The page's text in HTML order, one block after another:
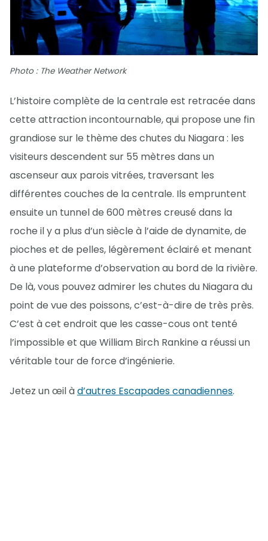
Photo : The Weather Network
L’histoire complète de la centrale est retracée dans
cette attraction incontournable, qui propose une fin
grandiose sur le thème des chutes du Niagara : les
visiteurs descendent sur 55 mètres dans un
ascenseur aux parois vitrées, traversant les
différentes couches de la centrale. Ils empruntent
ensuite un tunnel de 600 mètres creusé dans la
roche il y a plus d’un siècle à l’aide de dynamite, de
pioches et de pelles, légèrement éclairé et menant
à une plateforme d’observation au bord de la rivière.
De là, vous pouvez admirer les chutes du Niagara du
point de vue des poissons, c’est-à-dire de très près.
C’est à cet endroit que les casse-cous ont tenté
l’impossible et que William Birch Rankine a réussi un
véritable tour de force d’ingénierie.
Jetez un œil àd’autres Escapades canadiennes.